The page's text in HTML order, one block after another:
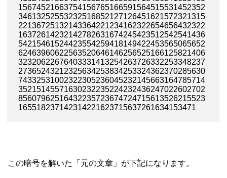
15674521663754156765166591564515531452352
34613252553232516852127126451621572321315
22136725132143364221234162322654656432322
16372614232142782631674245423512542541436
54215461524423554259418149422453565065652
62463960622563520646146256525166125821406
32320622676403331413254263726332253348237
27365243212325634253834253324362370285630
74332531002322305236045232145663164785714
35215145571630232235224232436247022602702
85607962516432235723674724715613526215523
165518237142314221623715637261634153471
この暗号を解いた「元の文章」が下記になります。